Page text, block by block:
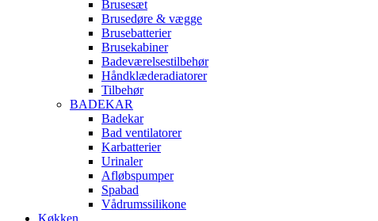
Brusesæt
Brusedøre & vægge
Brusebatterier
Brusekabiner
Badeværelsestilbehør
Håndklæderadiatorer
Tilbehør
BADEKAR
Badekar
Bad ventilatorer
Karbatterier
Urinaler
Afløbspumper
Spabad
Vådrumssilikone
Køkken